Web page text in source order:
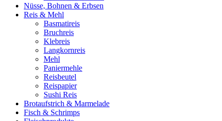
Nüsse, Bohnen & Erbsen
Reis & Mehl
Basmatireis
Bruchreis
Klebreis
Langkornreis
Mehl
Paniermehle
Reisbeutel
Reispapier
Sushi Reis
Brotaufstrich & Marmelade
Fisch & Schrimps